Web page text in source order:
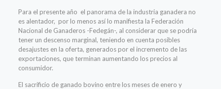
Para el presente año el panorama de la industria ganadera no
es alentador, por lo menos así lo manifiesta la Federación
Nacional de Ganaderos -Fedegán-, al considerar que se podría
tener un descenso marginal, teniendo en cuenta posibles
desajustes en la oferta, generados por el incremento de las
exportaciones, que terminan aumentando los precios al
consumidor.
El sacrificio de ganado bovino entre los meses de enero y